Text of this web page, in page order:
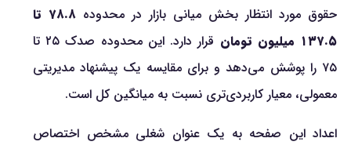
حقوق مورد انتظار بخش میانی بازار در محدوده
۷۸.۸ تا
۱۳۷.۵ میلیون تومان
قرار دارد. این محدوده صدک ۲۵ تا
۷۵ را پوشش می‌دهد و برای مقایسه یک پیشنهاد مدیریتی
معمولی، معیار کاربردی‌تری نسبت به میانگین کل است.
اعداد این صفحه به یک عنوان شغلی مشخص اختصاص